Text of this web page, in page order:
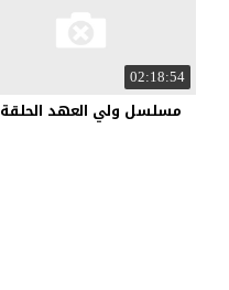
02:18:54
مسلسل ولي العهد الحلقة 20